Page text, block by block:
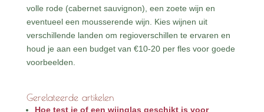
volle rode (cabernet sauvignon), een zoete wijn en
eventueel een mousserende wijn. Kies wijnen uit
verschillende landen om regioverschillen te ervaren en
houd je aan een budget van €10-20 per fles voor goede
voorbeelden.
Gerelateerde artikelen
Hoe test je of een wijnglas geschikt is voor